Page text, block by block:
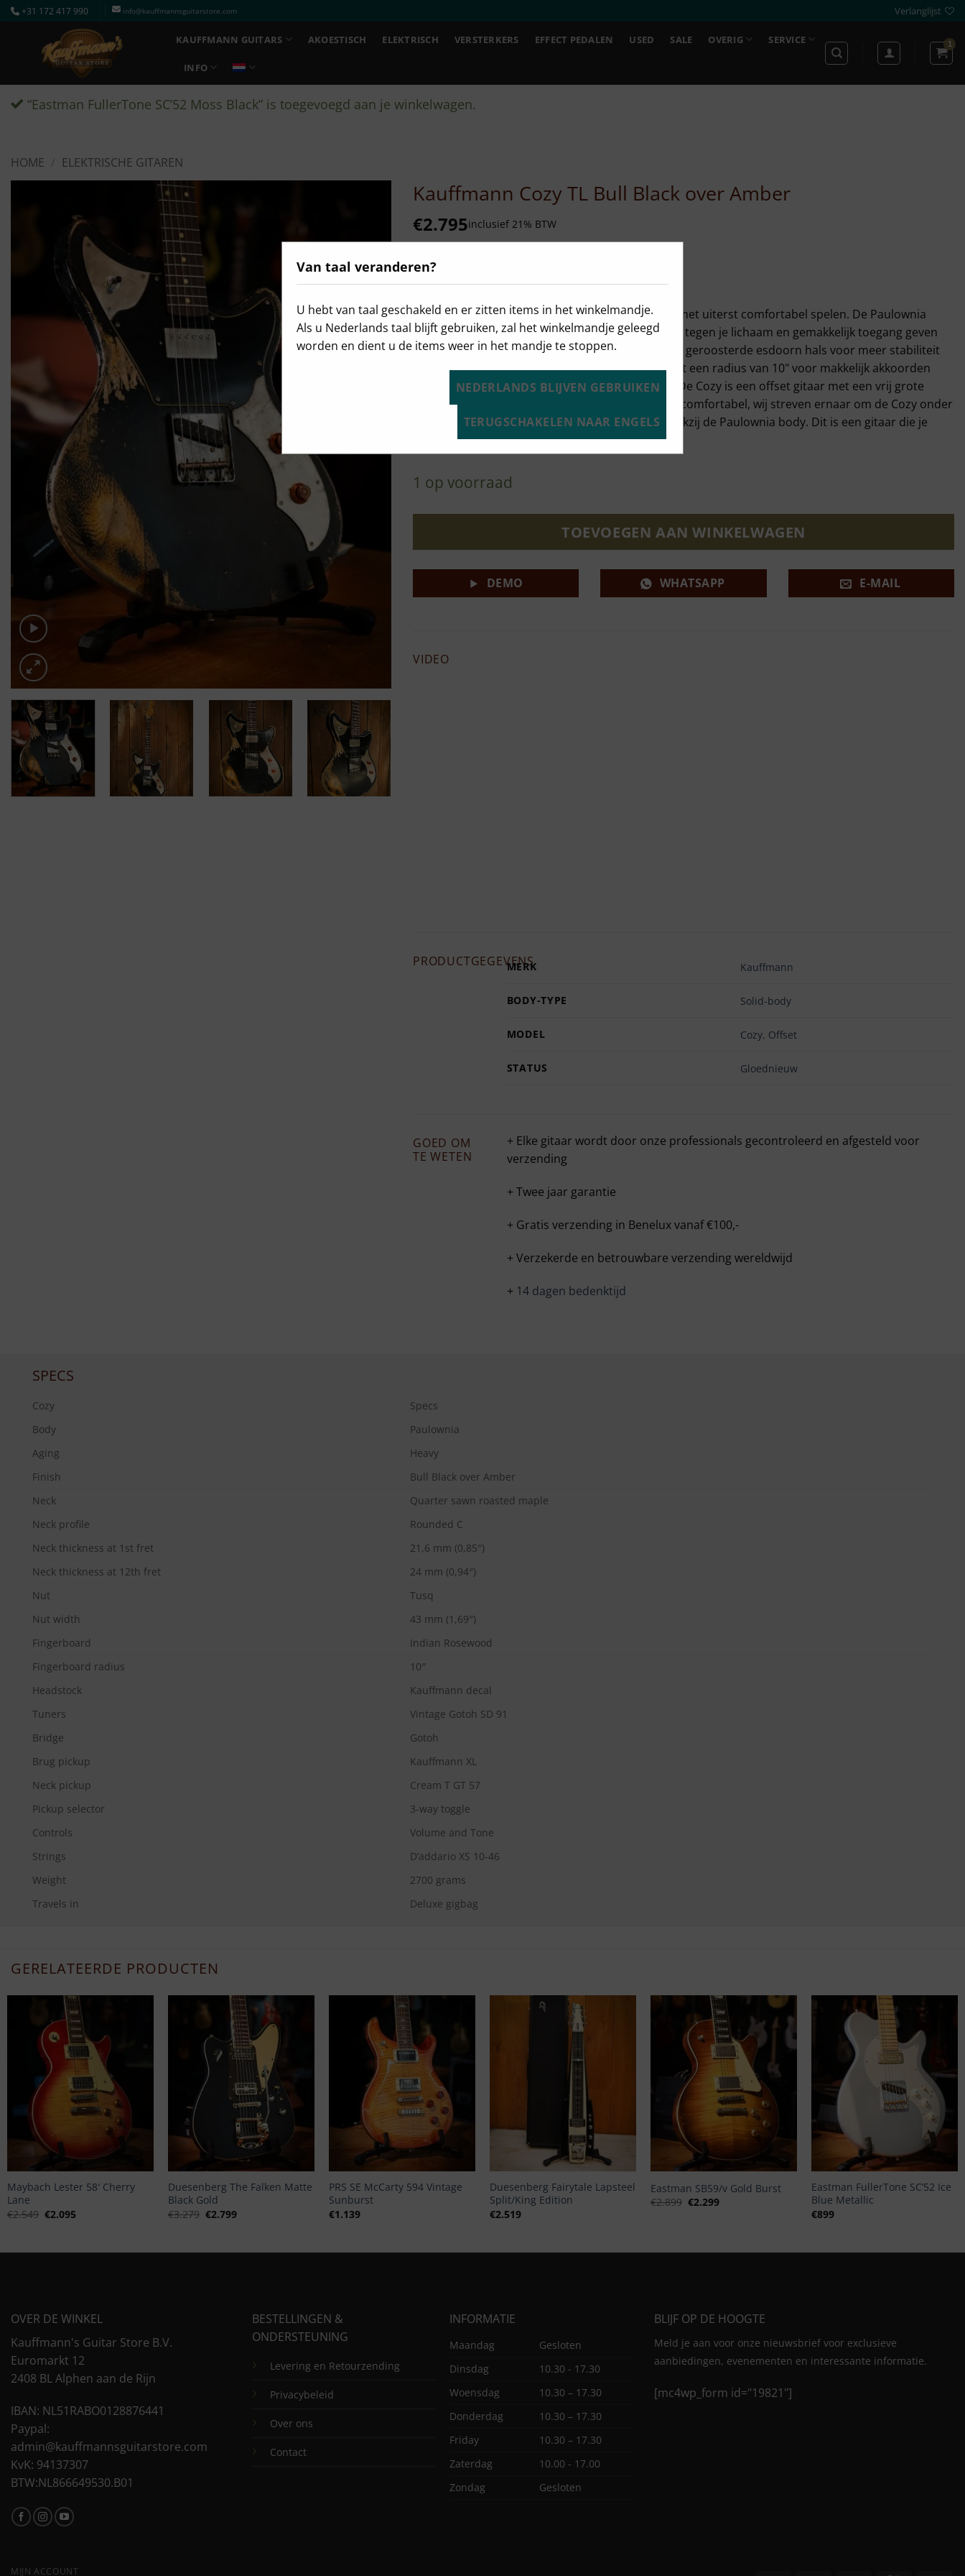
Ga
+31 172 417 990 info@kauffmannsguitarstore.com Verlanglijst
KAUFFMANN GUITARS AKOESTISCH ELEKTRISCH VERSTERKERS EFFECT PEDALEN USED SALE OVERIG SERVICE
INFO
“Eastman FullerTone SC’52 Moss Black” is toegevoegd aan je winkelwagen.
HOME ELEKTRISCHE GITAREN
Kauffmann Cozy TL Bull Black over Amber
€2.795inclusief 21% BTW
Gloednieuw
De Kauffmann Cozy TL combineert vintage looks met uiterst comfortabel spelen. De Paulownia
body heeft diepe contouren die prettig aanvoelen tegen je lichaam en gemakkelijk toegang geven
hogerop de hals. Hij heeft een kwartiers gezaagde geroosterde esdoorn hals voor meer stabiliteit
en een soepeler gevoel. De palissander toets heeft een radius van 10" voor makkelijk akkoorden
spelen en gemakkelijk opdrukken van de snaren. De Cozy is een offset gitaar met een vrij grote
body. Ondanks de grote body is de gitaar licht en comfortabel, wij streven ernaar om de Cozy onder
een gewicht van 3kg te hebben, dit is mogelijk dankzij de Paulownia body. Dit is een gitaar die je
meeneemt van pop naar rock naar indie en terug.
1 op voorraad
TOEVOEGEN AAN WINKELWAGEN
DEMO WHATSAPP E-MAIL
VIDEO
PRODUCTGEGEVENS
MERK Kauffmann
BODY-TYPE Solid-body
MODEL Cozy, Offset
STATUS Gloednieuw
GOED OM
TE WETEN
+ Elke gitaar wordt door onze professionals gecontroleerd en afgesteld voor
verzending
+ Twee jaar garantie
+ Gratis verzending in Benelux vanaf €100,-
+ Verzekerde en betrouwbare verzending wereldwijd
+ 14 dagen bedenktijd
SPECS
Cozy
Specs
Body
Paulownia
Aging
Heavy
Finish
Bull Black over Amber
Neck
Quarter sawn roasted maple
Neck profile
Rounded C
Neck thickness at 1st fret
21,6 mm (0,85″)
Neck thickness at 12th fret
24 mm (0,94″)
Nut
Tusq
Nut width
43 mm (1,69″)
Fingerboard
Indian Rosewood
Fingerboard radius
10″
Headstock
Kauffmann decal
Tuners
Vintage Gotoh SD 91
Bridge
Gotoh
Brug pickup
Kauffmann XL
Neck pickup
Cream T GT 57
Pickup selector
3-way toggle
Controls
Volume and Tone
Strings
D’addario XS 10-46
Weight
2700 grams
Travels in
Deluxe gigbag
GERELATEERDE PRODUCTEN
Maybach Lester 58′ Cherry
Lane
€2.549 Oorspronkelijke
€2.095
Duesenberg The Falken Matte
Black Gold
€3.279 Oorspronkelijke
€2.799Huidige
PRS SE McCarty 594 Vintage
Sunburst
€1.139
Duesenberg Fairytale Lapsteel
Split/King Edition
€2.519
Eastman SB59/v Gold Burst
€2.899 Oorspronkelijke
€2.299Huidige
Eastman FullerTone SC’52 Ice
Blue Metallic
€899
OVER DE WINKEL
Kauffmann's Guitar Store B.V.
Euromarkt 12
2408 BL Alphen aan de Rijn
IBAN: NL51RABO0128876441
Paypal:
admin@kauffmannsguitarstore.com
KvK: 94137307
BTW:NL866649530.B01
BESTELLINGEN &
ONDERSTEUNING
Levering en Retourzending
Privacybeleid
Over ons
Contact
INFORMATIE
Maandag
Gesloten
Dinsdag
10.30 - 17.30
Woensdag
10.30 – 17.30
Donderdag
10.30 – 17.30
Friday
10.30 – 17.30
Zaterdag
10.00 - 17.00
Zondag
Gesloten
BLIJF OP DE HOOGTE
Meld je aan voor onze nieuwsbrief voor exclusieve
aanbiedingen, evenementen en interessante informatie.
[mc4wp_form id="19821"]
MIJN ACCOUNT
Van taal veranderen?
U hebt van taal geschakeld en er zitten items in het winkelmandje.
Als u Nederlands taal blijft gebruiken, zal het winkelmandje geleegd
worden en dient u de items weer in het mandje te stoppen.
NEDERLANDS BLIJVEN GEBRUIKEN
TERUGSCHAKELEN NAAR ENGELS